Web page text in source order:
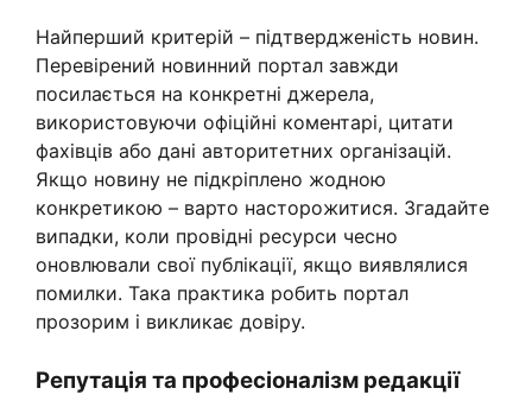
Найперший критерій – підтвердженість новин.
Перевірений новинний портал завжди
посилається на конкретні джерела,
використовуючи офіційні коментарі, цитати
фахівців або дані авторитетних організацій.
Якщо новину не підкріплено жодною
конкретикою – варто насторожитися. Згадайте
випадки, коли провідні ресурси чесно
оновлювали свої публікації, якщо виявлялися
помилки. Така практика робить портал
прозорим і викликає довіру.
Репутація та професіоналізм редакції